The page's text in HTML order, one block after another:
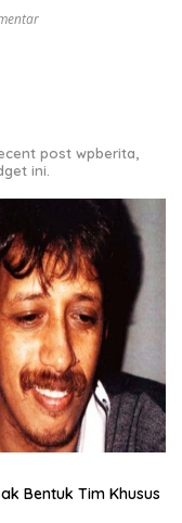
post wpberita,
ini.
Bentuk Tim Khusus